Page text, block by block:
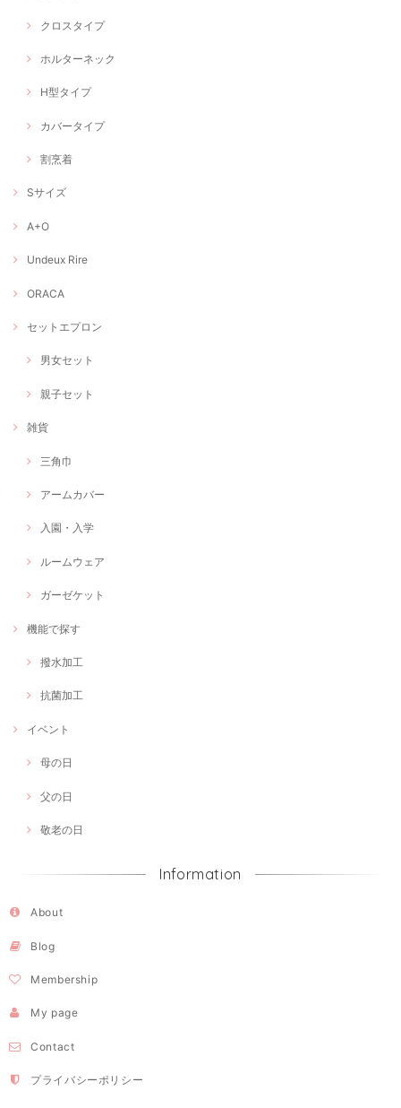
クロスタイプ
ホルターネック
H型タイプ
カバータイプ
割烹着
Sサイズ
A+O
Undeux Rire
ORACA
セットエプロン
男女セット
親子セット
雑貨
三角巾
アームカバー
入園・入学
ルームウェア
ガーゼケット
機能で探す
撥水加工
抗菌加工
イベント
母の日
父の日
敬老の日
Information
About
Blog
Membership
My page
Contact
プライバシーポリシー